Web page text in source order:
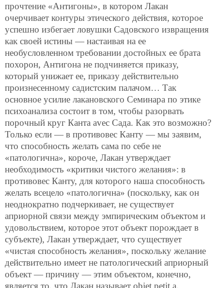
прочтение «Антигоны», в котором Лакан
очерчивает контуры этического действия, которое
успешно избегает ловушки Садовского извращения
как своей истины — настаивая на ее
необусловленном требовании достойных ее брата
похорон, Антигона не подчиняется приказу,
который унижает ее, приказу действительно
произнесенному садистским палачом… Так
основное усилие лакановского Семинара по этике
психоанализа состоит в том, чтобы разорвать
порочный круг Канта avec Сада. Как это возможно?
Только если — в противовес Канту — мы заявим,
что способность желать сама по себе не
«патологична», короче, Лакан утверждает
необходимость «критики чистого желания»: в
противовес Канту, для которого наша способность
желать всецело «патологична» (поскольку, как он
неоднократно подчеркивает, не существует
априорной связи между эмпирическим объектом и
удовольствием, которое этот объект порождает в
субъекте), Лакан утверждает, что существует
«чистая способность желания», поскольку желание
действительно имеет не патологический априорный
объект — причину — этим объектом, конечно,
является то, что Лакан называет objet petit a.